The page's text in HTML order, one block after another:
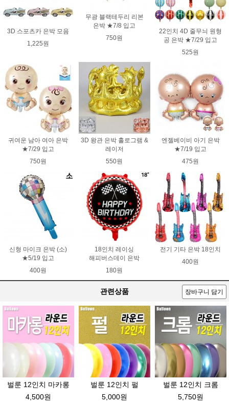
3D 스포츠카 은박 모음
1,225원
무광 블랙테두리 리본
은박 ★7/8 입고
750원
22인치 4D 줄무늬 원형
공 은박 ★7/29 입고
525원
귀여운 남아 여아 은박
★7/29 입고
750원
3D 왕관 은박 홀로그램 &
레이저
550원
엔젤베이비 아기 은박
★7/19 입고
475원
신형 마이크 은박 (소)
★5/19 입고
400원
18인치 레이싱
해피버스데이 은박
180원
전기 기타 은박 18인치
400원
관련상품 장바구니 담기
벌룬 12인치 마카롱
4,500원
벌룬 12인치 펄
5,000원
벌룬 12인치 크롬
5,750원